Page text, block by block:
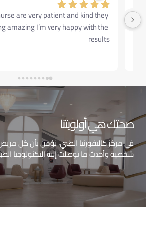
dentist Dr Yasser Agha, on his new
which is California Medical Center in
Shakhbout City.
anything while he is working on my teeth.
صحتك هي أولويتنا
في مركز كاليفورنيا الطبي، نؤمن بأن كل
شخصية وأحدث ما توصلت إليه التكنولوجيا